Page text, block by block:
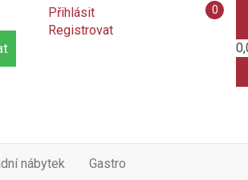
Přihlásit
Registrovat
Porovnání
0
nábytek Gastro